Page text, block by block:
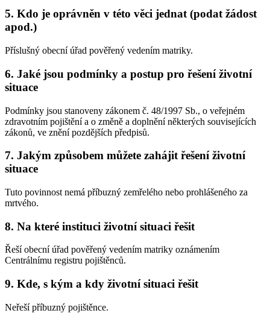
5. Kdo je oprávněn v této věci jednat (podat žádost
apod.)
Příslušný obecní úřad pověřený vedením matriky.
6. Jaké jsou podmínky a postup pro řešení životní
situace
Podmínky jsou stanoveny zákonem č. 48/1997 Sb., o veřejném
zdravotním pojištění a o změně a doplnění některých souvisejících
zákonů, ve znění pozdějších předpisů.
7. Jakým způsobem můžete zahájit řešení životní
situace
Tuto povinnost nemá příbuzný zemřelého nebo prohlášeného za
mrtvého.
8. Na které instituci životní situaci řešit
Řeší obecní úřad pověřený vedením matriky oznámením
Centrálnímu registru pojištěnců.
9. Kde, s kým a kdy životní situaci řešit
Neřeší příbuzný pojištěnce.